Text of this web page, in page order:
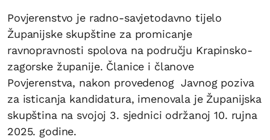
Povjerenstvo je radno-savjetodavno tijelo
Županijske skupštine za promicanje
ravnopravnosti spolova na području Krapinsko-
zagorske županije. Članice i članove
Povjerenstva, nakon provedenog Javnog poziva
za isticanja kandidatura, imenovala je Županijska
skupština na svojoj 3. sjednici održanoj 10. rujna
2025. godine.